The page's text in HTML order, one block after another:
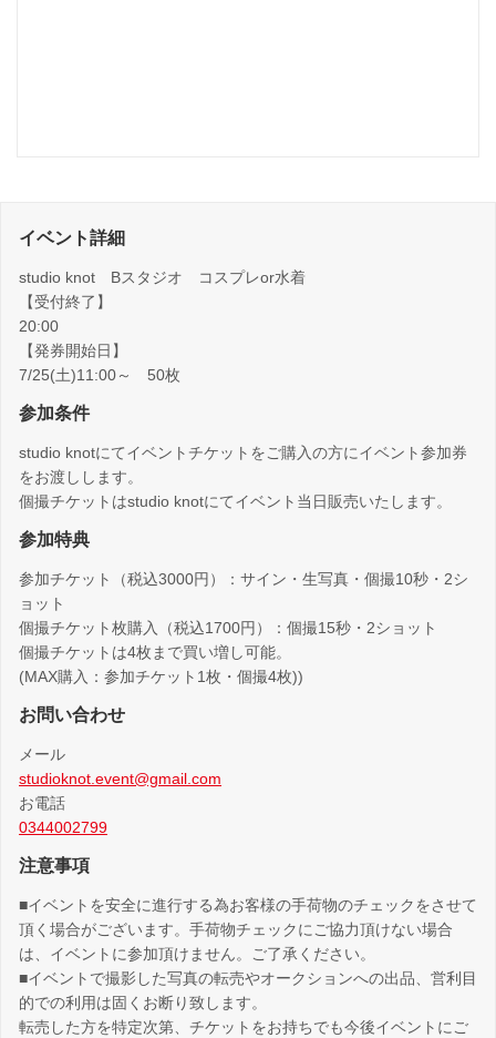
イベント詳細
studio knot Bスタジオ コスプレor水着
【受付終了】
20:00
【発券開始日】
7/25(土)11:00～ 50枚
参加条件
studio knotにてイベントチケットをご購入の方にイベント参加券
をお渡しします。
個撮チケットはstudio knotにてイベント当日販売いたします。
参加特典
参加チケット（税込3000円）：サイン・生写真・個撮10秒・2シ
ョット
個撮チケット枚購入（税込1700円）：個撮15秒・2ショット
個撮チケットは4枚まで買い増し可能。
(MAX購入：参加チケット1枚・個撮4枚))
お問い合わせ
メール
studioknot.event@gmail.com
お電話
0344002799
注意事項
■イベントを安全に進行する為お客様の手荷物のチェックをさせて
頂く場合がございます。手荷物チェックにご協力頂けない場合
は、イベントに参加頂けません。ご了承ください。
■イベントで撮影した写真の転売やオークションへの出品、営利目
的での利用は固くお断り致します。
転売した方を特定次第、チケットをお持ちでも今後イベントにご